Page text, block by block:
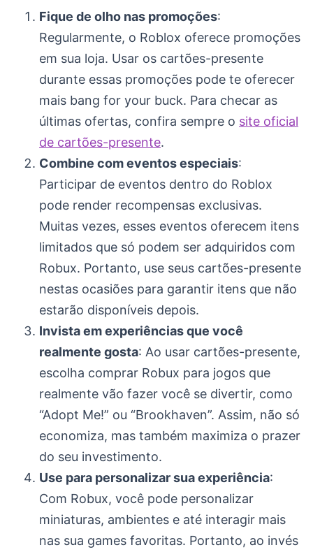
Fique de olho nas promoções:
Regularmente, o Roblox oferece promoções
em sua loja. Usar os cartões-presente
durante essas promoções pode te oferecer
mais bang for your buck. Para checar as
últimas ofertas, confira sempre o site oficial
de cartões-presente.
Combine com eventos especiais:
Participar de eventos dentro do Roblox
pode render recompensas exclusivas.
Muitas vezes, esses eventos oferecem itens
limitados que só podem ser adquiridos com
Robux. Portanto, use seus cartões-presente
nestas ocasiões para garantir itens que não
estarão disponíveis depois.
Invista em experiências que você
realmente gosta: Ao usar cartões-presente,
escolha comprar Robux para jogos que
realmente vão fazer você se divertir, como
“Adopt Me!” ou “Brookhaven”. Assim, não só
economiza, mas também maximiza o prazer
do seu investimento.
Use para personalizar sua experiência:
Com Robux, você pode personalizar
miniaturas, ambientes e até interagir mais
nas sua games favoritas. Portanto, ao invés